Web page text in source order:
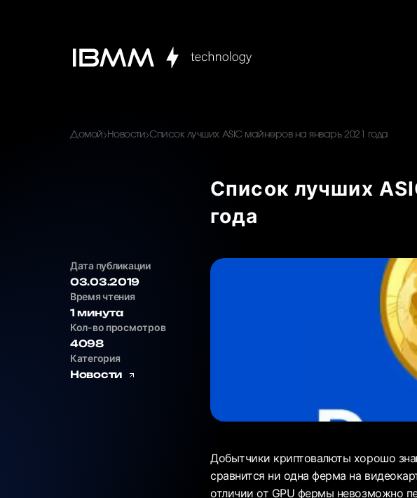
Домой Новости Список лучших ASIC майнеров на январь 2021 года
Список лучших
года
Дата публикации
03.03.2019
Время чтения
1 минута
Кол-во просмотров
4098
Категория
Новости
Добытчики криптовалюты хорошо
сравнится ни одна ферма на
отличии от GPU фермы невозможно